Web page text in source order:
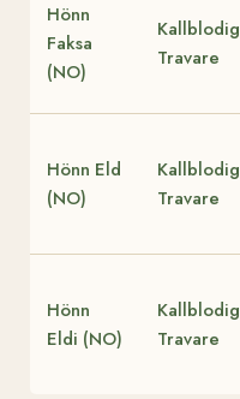
Hönn
Faksa
(NO)
Kallblodig
Travare
Hönn Eld
(NO)
Kallblodig
Travare
Hönn
Eldi (NO)
Kallblodig
Travare